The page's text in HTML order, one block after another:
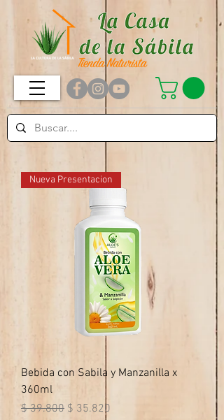
Nueva Presentacion
Bebida con Sabila y Manzanilla x
360ml
Precio
$ 39.800 Precio de oferta
$ 35.820